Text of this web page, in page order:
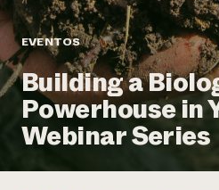
Informes anuales y
Historias de impacto
Informe de
impacto 2024
Latinos en la agricultura
Sistemas alimentarios
Agricultura urbana
Las mujeres en la agricultura
Evento anual de reciclaje
Blog
Podcasts
Publicaciones
Cursos cortos
Vídeos
Asociaciones empresariales
Donar
Donaciones planificadas
Boletín
Consultas de los medios de
EVENTOS
Building a
Powerhouse in
Webinar Series